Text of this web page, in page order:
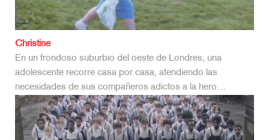
No compteu amb els dits
Utilizando como estructura narrativa las normas del cine
publicitario, este primer trabajo de Portabella sería
impensable sin la poesía de Joan Brossa. Con…